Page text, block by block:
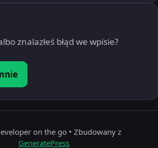
znalazłeś błąd we wpisie?
on the go • Zbudowany z
GeneratePress